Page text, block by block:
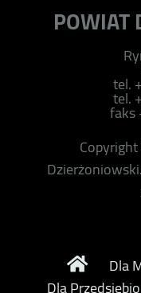
POWIAT
tel.
tel.
faks
Dla